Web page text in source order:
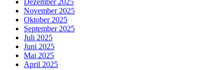
November 2025
Oktober 2025
September 2025
Juli 2025
Juni 2025
Mai 2025
April 2025